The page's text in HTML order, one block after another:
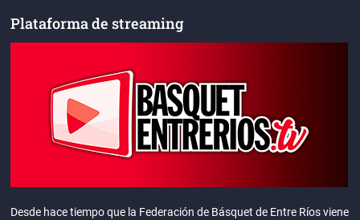
Plataforma de streaming
Desde hace tiempo que la Federación de Básquet de Entre Ríos viene